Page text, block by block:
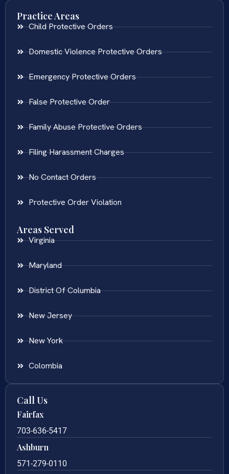
Practice Areas
Child Protective Orders
Domestic Violence Protective Orders
Emergency Protective Orders
False Protective Order
Family Abuse Protective Orders
Filing Harassment Charges
No Contact Orders
Protective Order Violation
Areas Served
Virginia
Maryland
District Of Columbia
New Jersey
New York
Colombia
Call Us
Fairfax
703-636-5417
Ashburn
571-279-0110